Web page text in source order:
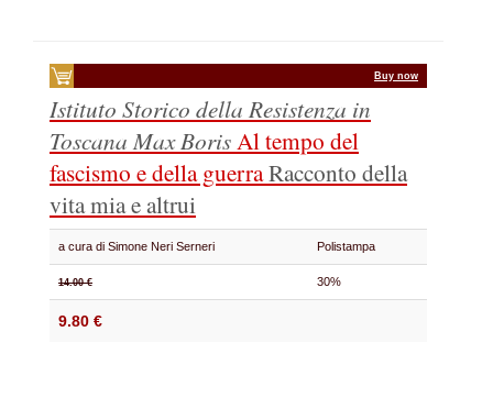
Buy now
Istituto Storico della Resistenza in
Toscana Max BorisAl tempo del
fascismo e della guerraRacconto della
vita mia e altrui
a cura di Simone Neri Serneri Polistampa
14.00 € 30%
9.80 €